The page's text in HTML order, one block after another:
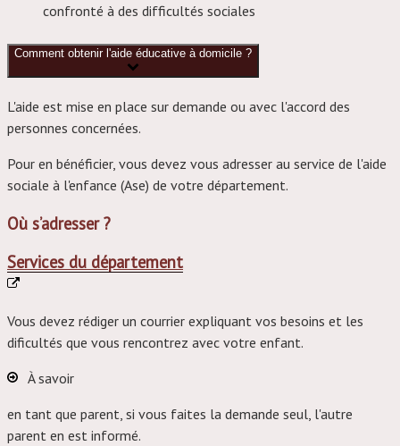
confronté à des difficultés sociales
Comment obtenir l'aide éducative à domicile ?
L'aide est mise en place sur demande ou avec l'accord des
personnes concernées.
Pour en bénéficier, vous devez vous adresser au service de l'aide
sociale à l'enfance (Ase) de votre département.
Où s’adresser ?
Services du département
Vous devez rédiger un courrier expliquant vos besoins et les
dificultés que vous rencontrez avec votre enfant.
À savoir
en tant que parent, si vous faites la demande seul, l'autre
parent en est informé.